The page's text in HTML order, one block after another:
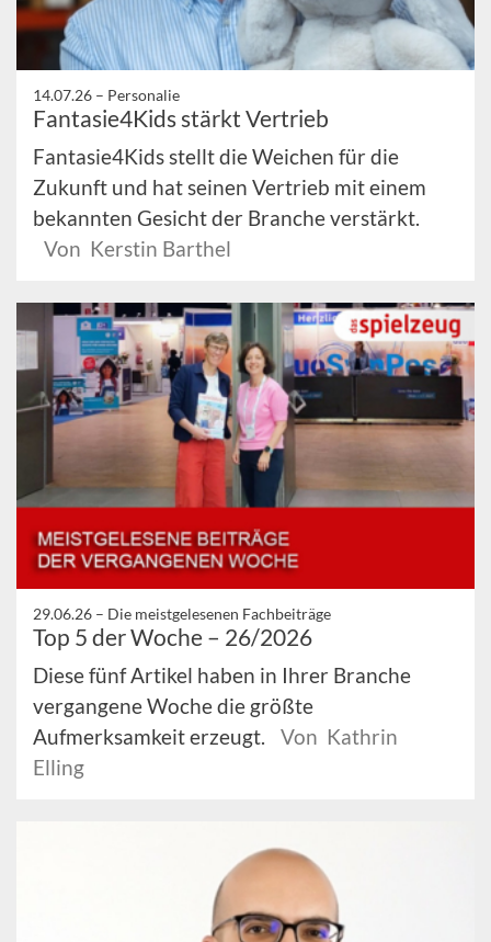
14.07.26 – Personalie
Fantasie4Kids stärkt Vertrieb
Fantasie4Kids stellt die Weichen für die
Zukunft und hat seinen Vertrieb mit einem
bekannten Gesicht der Branche verstärkt.
Von Kerstin Barthel
29.06.26 – Die meistgelesenen Fachbeiträge
Top 5 der Woche – 26/2026
Diese fünf Artikel haben in Ihrer Branche
vergangene Woche die größte
Aufmerksamkeit erzeugt.
Von Kathrin
Elling